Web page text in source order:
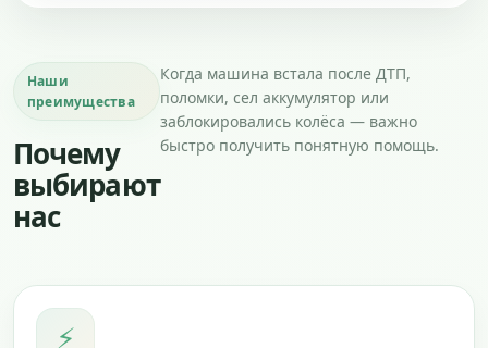
Наши
преимущества
Почему
выбирают
нас
Когда машина встала после ДТП,
поломки, сел аккумулятор или
заблокировались колёса — важно
быстро получить понятную помощь.
⚡